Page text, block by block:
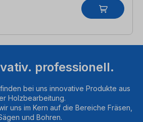
professionell.
bei uns innovative Produkte aus
Holzbearbeitung.
uns im Kern auf die Bereiche Fräsen,
und Bohren.